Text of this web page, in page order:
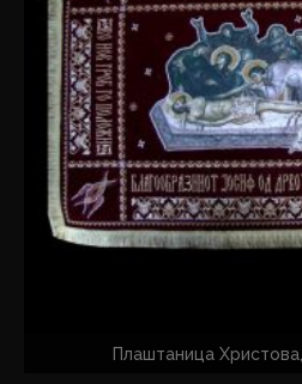
Плаштаница